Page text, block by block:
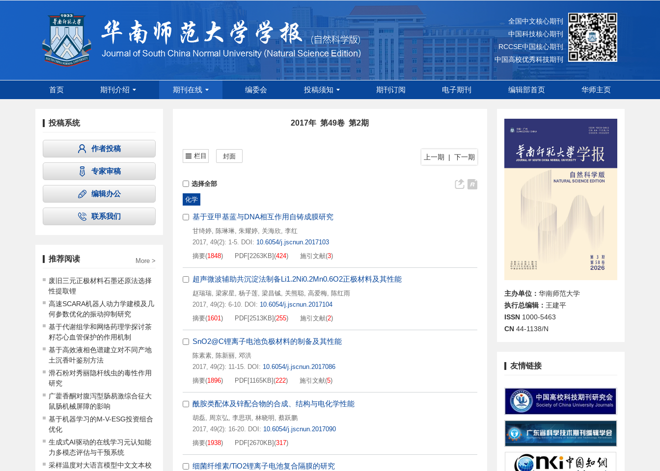
全国中文核心期刊
中国科技核心期刊
RCCSE中国核心期刊
中国高校优秀科技期刊
首页 期刊介绍 期刊在线 编委会 投稿须知 期刊订阅 电子期刊 编辑部首页 华师主页
投稿系统
作者投稿
专家审稿
编辑办公
联系我们
推荐阅读 More >
废旧三元正极材料石墨还原法选择
性提取锂
高速SCARA机器人动力学建模及几
何参数优化的振动抑制研究
基于代谢组学和网络药理学探讨茶
籽芯心血管保护的作用机制
基于高效液相色谱建立对不同产地
土沉香叶鉴别方法
滑石粉对秀丽隐杆线虫的毒性作用
研究
广藿香酮对腹泻型肠易激综合征大
鼠肠机械屏障的影响
基于机器学习的M-V-ESG投资组合
优化
生成式AI驱动的在线学习元认知能
力多模态评估与干预系统
采样温度对大语言模型中文文本校
2017年 第49卷 第2期
上一期 | 下一期
栏目 封面
选择全部
化学
基于亚甲基蓝与DNA相互作用自铸成膜研究
甘绮婷, 陈琳琳, 朱耀婷, 关海欣, 李红
2017, 49(2): 1-5. DOI: 10.6054/j.jscnun.2017103
摘要(1848) PDF[2263KB](424) 施引文献(3)
超声微波辅助共沉淀法制备Li1.2Ni0.2Mn0.6O2正极材料及其性能
赵瑞瑞, 梁家星, 杨子莲, 梁昌铖, 关熊聪, 高爱梅, 陈红雨
2017, 49(2): 6-10. DOI: 10.6054/j.jscnun.2017104
摘要(1601) PDF[2513KB](255) 施引文献(2)
SnO2@C锂离子电池负极材料的制备及其性能
陈素素, 陈新丽, 邓洪
2017, 49(2): 11-15. DOI: 10.6054/j.jscnun.2017086
摘要(1896) PDF[1165KB](222) 施引文献(5)
酰胺类配体及锌配合物的合成、结构与电化学性能
胡磊, 周京弘, 李思琪, 林晓明 , 蔡跃鹏
2017, 49(2): 16-20. DOI: 10.6054/j.jscnun.2017090
摘要(1938) PDF[2670KB](317)
细菌纤维素/TiO2锂离子电池复合隔膜的研究
主办单位： 华南师范大学
执行总编辑： 王建平
ISSN1000-5463
CN44-1138/N
友情链接